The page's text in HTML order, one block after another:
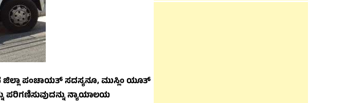
ಪಂಚಾಯತ್ ಸದಸ್ಯನೂ, ಮುಸ್ಲಿಂ ಯೂತ್
ನ್ಯಾಯಾಲಯ